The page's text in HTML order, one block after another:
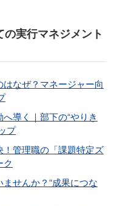
の実行マネジメント
なぜ？マネージャー向
導く｜部下の“やりき
プ
管理職の「課題特定ズ
ク
せんか？“成果につな